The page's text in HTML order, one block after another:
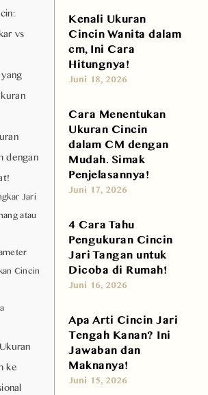
vs
dengan
Jari
atau
Cincin
ke
Kenali Ukuran
Cincin Wanita dalam
cm, Ini Cara
Hitungnya!
Juni 18, 2026
Cara Menentukan
Ukuran Cincin
dalam CM dengan
Mudah. Simak
Penjelasannya!
Juni 17, 2026
4 Cara Tahu
Pengukuran Cincin
Jari Tangan untuk
Dicoba di Rumah!
Juni 16, 2026
Apa Arti Cincin Jari
Tengah Kanan? Ini
Jawaban dan
Maknanya!
Juni 15, 2026